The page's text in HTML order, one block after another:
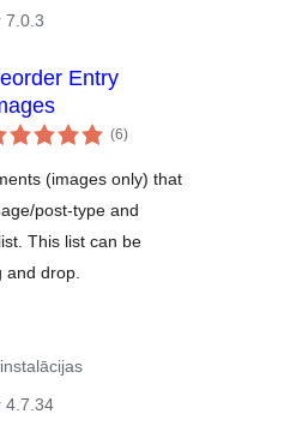
7.0.3
Entry
(6vērtējumu
kopsumma
)
(images only) that
post-type and
This list can be
drop.
4.7.34